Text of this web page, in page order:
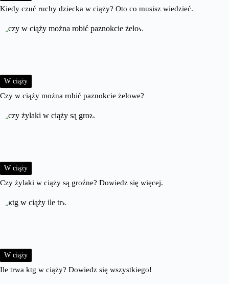
Kiedy czuć ruchy dziecka w ciąży? Oto co musisz wiedzieć.
W ciąży
Czy w ciąży można robić paznokcie żelowe?
W ciąży
Czy żylaki w ciąży są groźne? Dowiedz się więcej.
W ciąży
Ile trwa ktg w ciąży? Dowiedz się wszystkiego!